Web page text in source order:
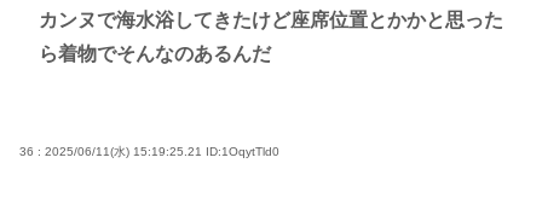
カンヌで海水浴してきたけど座席位置とかかと思った
ら着物でそんなのあるんだ
36 : 2025/06/11(水) 15:19:25.21 ID:1OqytTld0